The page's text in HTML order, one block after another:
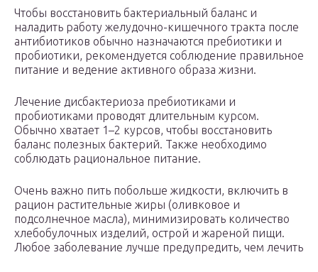
Чтобы восстановить бактериальный баланс и
наладить работу желудочно-кишечного тракта после
антибиотиков обычно назначаются пребиотики и
пробиотики, рекомендуется соблюдение правильное
питание и ведение активного образа жизни.
Лечение дисбактериоза пребиотиками и
пробиотиками проводят длительным курсом.
Обычно хватает 1–2 курсов, чтобы восстановить
баланс полезных бактерий. Также необходимо
соблюдать рациональное питание.
Очень важно пить побольше жидкости, включить в
рацион растительные жиры (оливковое и
подсолнечное масла), минимизировать количество
хлебобулочных изделий, острой и жареной пищи.
Любое заболевание лучше предупредить, чем лечить